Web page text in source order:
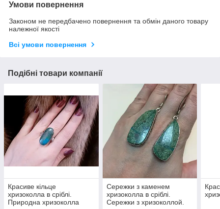
Умови повернення
Законом не передбачено повернення та обмін даного товару
належної якості
Всі умови повернення
Подібні товари компанії
Красиве кільце
хризоколла в сріблі.
Природна хризоколла
Сережки з каменем
хризоколла в сріблі.
Сережки з хризоколлой.